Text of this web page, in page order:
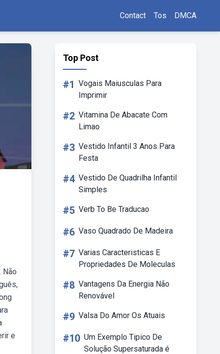
Contact Tos DMCA
Não
e
Top Post
#1 Vogais Maiusculas Para
Imprimir
#2 Vitamina De Abacate Com
Limao
#3 Vestido Infantil 3 Anos Para
Festa
#4 Vestido De Quadrilha Infantil
Simples
#5 Verb To Be Traducao
#6 Vaso Quadrado De Madeira
#7 Varias Caracteristicas E
Propriedades De Moleculas
#8 Vantagens Da Energia Não
Renovável
#9 Valsa Do Amor Os Atuais
#10 Um Exemplo Tipico De
Solução Supersaturada é